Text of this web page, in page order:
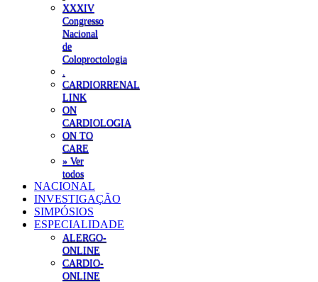
XXXIV
Congresso
Nacional
de
Coloproctologia
CARDIORRENAL
LINK
ON
CARDIOLOGIA
ON TO
CARE
» Ver
todos
NACIONAL
INVESTIGAÇÃO
SIMPÓSIOS
ESPECIALIDADE
ALERGO-
ONLINE
CARDIO-
ONLINE